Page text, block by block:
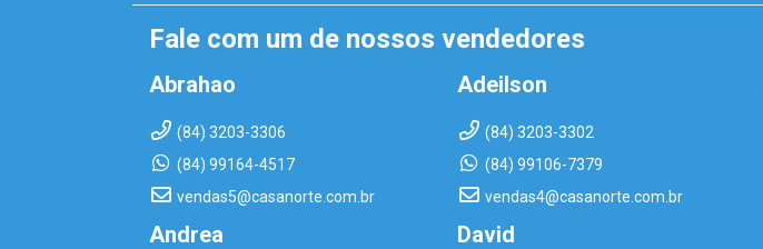
Fale com um de nossos vendedores
Abrahao
(84) 3203-3306
(84) 99164-4517
vendas5@casanorte.com.br
Adeilson
(84) 3203-3302
(84) 99106-7379
vendas4@casanorte.com.br
Andrea David